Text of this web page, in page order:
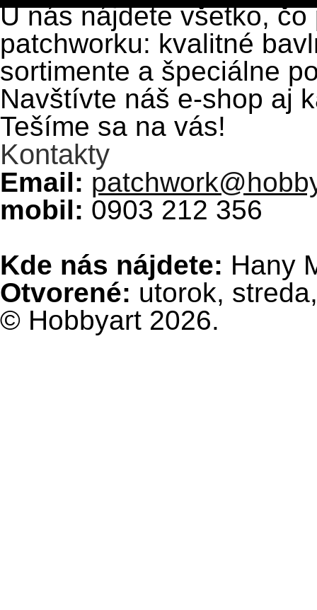
U nás nájdete všetko,
patchworku: kvalitné
sortimente a špeciálne
Navštívte náš e-shop aj
Tešíme sa na vás!
Kontakty
Email:
mobil: 0903 212 356
Kde nás nájdete: Hany
Otvorené: utorok,
© Hobbyart 2026.